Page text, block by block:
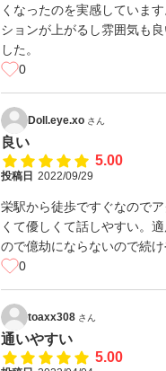
くなったのを実感していま
ションが上がるし雰囲気も
した。
0
Doll.eye.xo さん
良い
5.00
投稿日 2022/09/29
栄駅から徒歩ですぐなので
くて優しくて話しやすい。
ので億劫にならないので続け
0
toaxx308 さん
通いやすい
5.00